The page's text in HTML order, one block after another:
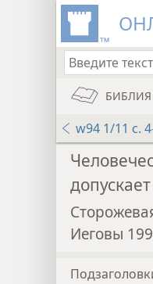
БИБЛИЯ
w94 1/11 с.
Иеговы